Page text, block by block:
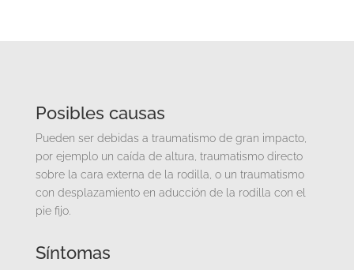
Posibles causas
Pueden ser debidas a traumatismo de gran impacto,
por ejemplo un caída de altura, traumatismo directo
sobre la cara externa de la rodilla, o un traumatismo
con desplazamiento en aducción de la rodilla con el
pie fijo.
Síntomas